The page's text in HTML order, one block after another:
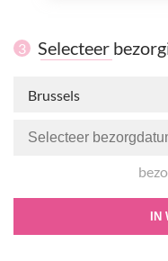
3 Selecteer
Brussels